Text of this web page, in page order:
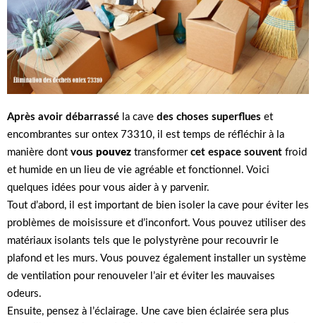
Après avoir débarrassé la cave des choses superflues et
encombrantes sur ontex 73310, il est temps de réfléchir à la
manière dont vous pouvez transformer cet espace souvent froid
et humide en un lieu de vie agréable et fonctionnel. Voici
quelques idées pour vous aider à y parvenir.
Tout d’abord, il est important de bien isoler la cave pour éviter les
problèmes de moisissure et d’inconfort. Vous pouvez utiliser des
matériaux isolants tels que le polystyrène pour recouvrir le
plafond et les murs. Vous pouvez également installer un système
de ventilation pour renouveler l’air et éviter les mauvaises
odeurs.
Ensuite, pensez à l’éclairage. Une cave bien éclairée sera plus